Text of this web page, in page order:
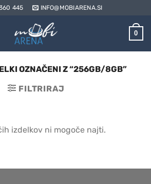
445 INFO@MOBIARENA.SI
0
OZNAČENI Z “256GB/8GB”
FILTRIRAJ
izdelkov ni mogoče najti.